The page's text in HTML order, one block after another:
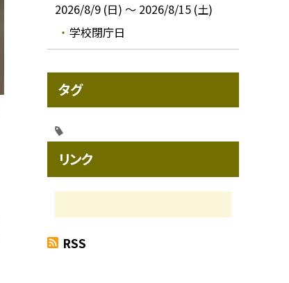
2026/8/9 (日) ～ 2026/8/15 (土)
学校閉庁日
タグ
リンク
RSS